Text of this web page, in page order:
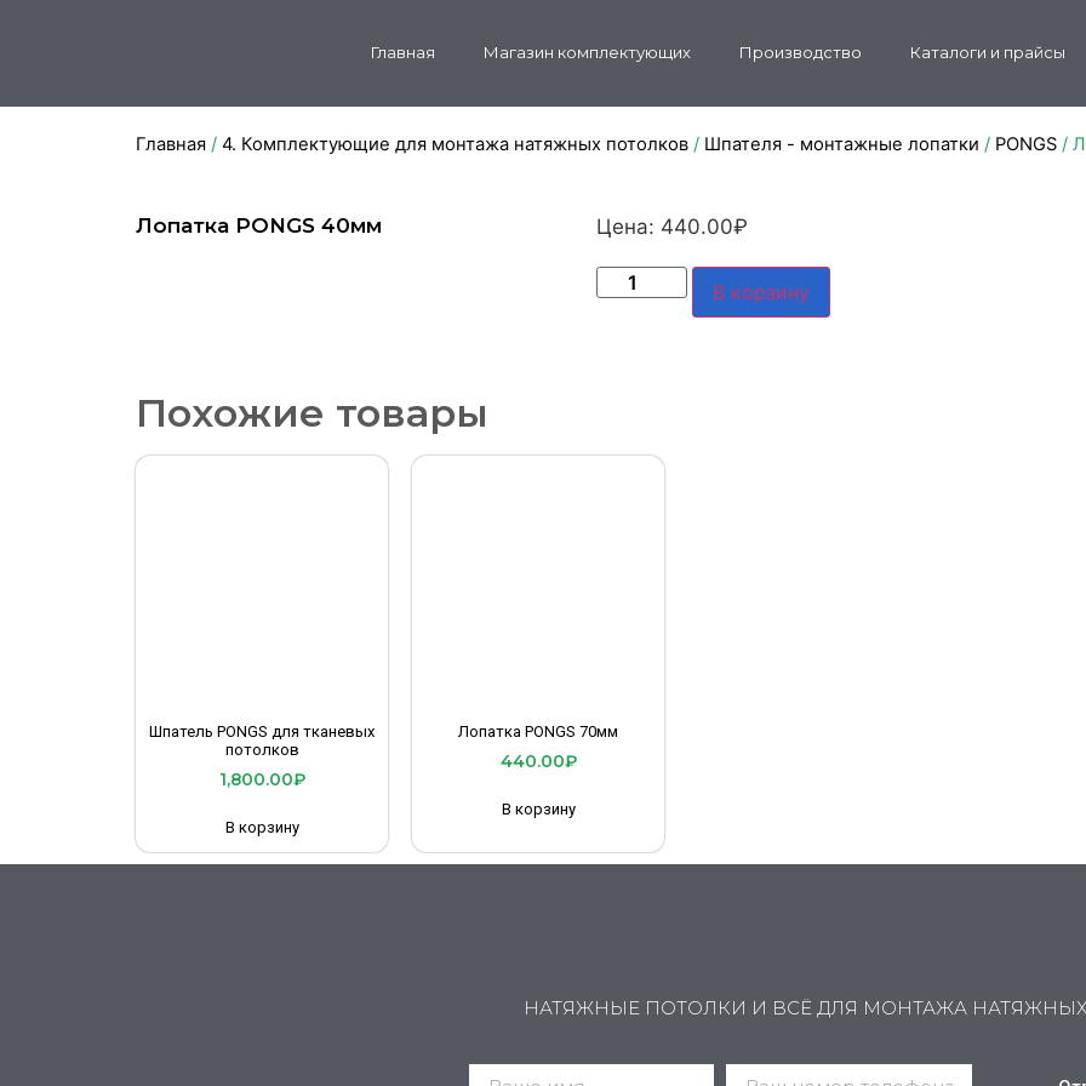
Главная Магазин комплектующих Производство Каталоги и прайсы
Главная / 4. Комплектующие для монтажа натяжных потолков / Шпателя - монтажные лопатки / PONGS /
Лопатка PONGS 40мм Цена: 440.00₽
В корзину
Похожие товары
Шпатель PONGS для тканевых
потолков
1,800.00₽
В корзину
Лопатка PONGS 70мм
440.00₽
В корзину
НАТЯЖНЫЕ ПОТОЛКИ И ВСЁ ДЛЯ МОНТАЖА